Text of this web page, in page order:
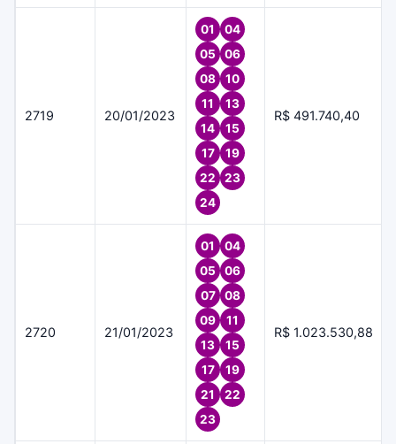
2719 20/01/2023
01
04
05
06
08
10
11
13
14
15
17
19
22
23
24
R$ 491.740,40
2720 21/01/2023
01
04
05
06
07
08
09
11
13
15
17
19
21
22
23
R$ 1.023.530,88